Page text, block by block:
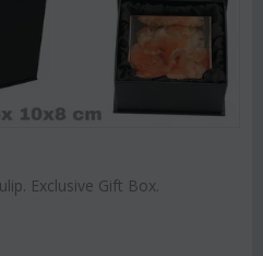
Exclusive Gift Box.